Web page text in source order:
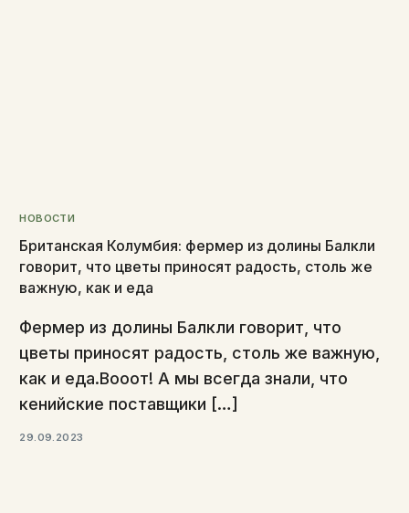
НОВОСТИ
Британская Колумбия: фермер из долины Балкли
говорит, что цветы приносят радость, столь же
важную, как и еда
Фермер из долины Балкли говорит, что
цветы приносят радость, столь же важную,
как и еда.Вооот! А мы всегда знали, что
кенийские поставщики […]
29.09.2023